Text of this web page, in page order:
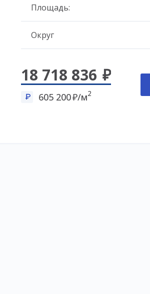
Площадь:
Округ
18 718 836
605 200 /м2